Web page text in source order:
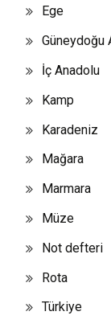
Ege
Güneydoğu
İç Anadolu
Kamp
Karadeniz
Mağara
Marmara
Müze
Not defteri
Rota
Türkiye